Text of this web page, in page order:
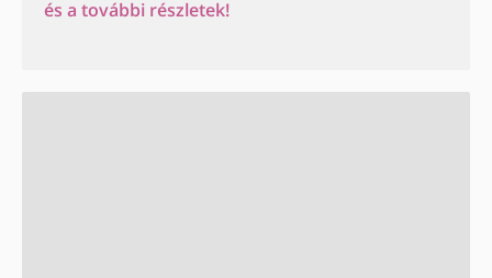
és a további részletek!